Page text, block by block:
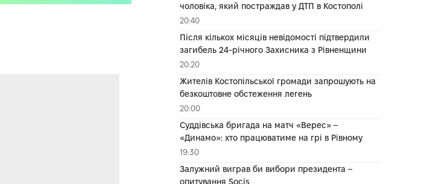
чоловіка, який постраждав у ДТП в Костополі
20:40
Після кількох місяців невідомості підтвердили
загибель 24-річного Захисника з Рівненщини
20:20
Жителів Костопільської громади запрошують на
безкоштовне обстеження легень
20:00
Суддівська бригада на матч «Верес» –
«Динамо»: хто працюватиме на грі в Рівному
19:30
Залужний виграв би вибори президента –
опитування Socis